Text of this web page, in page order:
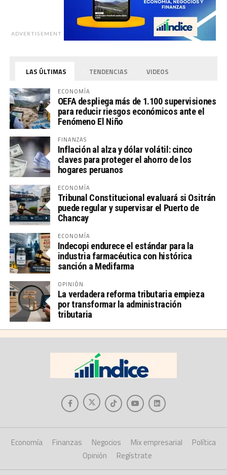
ADVERTISEMENT
LAS ÚLTIMAS TENDENCIAS VIDEOS
ECONOMÍA
OEFA despliega más de 1.100 supervisiones
para reducir riesgos económicos ante el
Fenómeno El Niño
FINANZAS
Inflación al alza y dólar volátil: cinco
claves para proteger el ahorro de los
hogares peruanos
ECONOMÍA
Tribunal Constitucional evaluará si Ositrán
puede regular y supervisar el Puerto de
Chancay
ECONOMÍA
Indecopi endurece el estándar para la
industria farmacéutica con histórica
sanción a Medifarma
OPINIÓN
La verdadera reforma tributaria empieza
por transformar la administración
tributaria
Economía Finanzas Negocios Mix empresarial
Política
Opinión
Regístrate